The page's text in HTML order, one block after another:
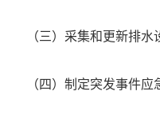
（三）采集和更新排
（四）制定突发事件